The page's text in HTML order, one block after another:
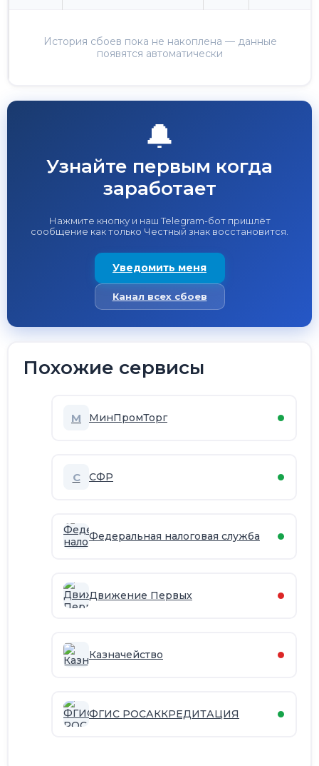
История сбоев пока не накоплена — данные
появятся автоматически
🔔
Узнайте первым когда
заработает
Нажмите кнопку и наш Telegram-бот пришлёт
сообщение как только Честный знак восстановится.
Уведомить меня
Канал всех сбоев
Похожие сервисы
М МинПромТорг
С СФР
Федеральная налоговая служба
Движение Первых
Казначейство
ФГИС РОСАККРЕДИТАЦИЯ